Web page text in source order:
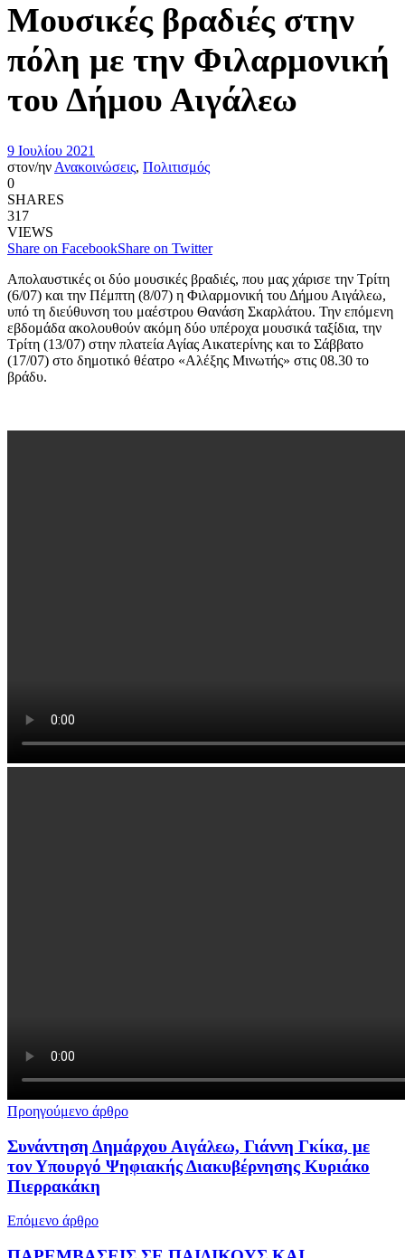
Μουσικές βραδιές στην
πόλη με την Φιλαρμονική
του Δήμου Αιγάλεω
9 Ιουλίου 2021
στον/ην Ανακοινώσεις, Πολιτισμός
0
SHARES
317
VIEWS
Share on FacebookShare on Twitter
Απολαυστικές οι δύο μουσικές βραδιές, που μας χάρισε την Τρίτη
(6/07) και την Πέμπτη (8/07) η Φιλαρμονική του Δήμου Αιγάλεω,
υπό τη διεύθυνση του μαέστρου Θανάση Σκαρλάτου. Την επόμενη
εβδομάδα ακολουθούν ακόμη δύο υπέροχα μουσικά ταξίδια, την
Τρίτη (13/07) στην πλατεία Αγίας Αικατερίνης και το Σάββατο
(17/07) στο δημοτικό θέατρο «Αλέξης Μινωτής» στις 08.30 το
βράδυ.
Προηγούμενο άρθρο
Συνάντηση Δημάρχου Αιγάλεω, Γιάννη Γκίκα, με
τον Υπουργό Ψηφιακής Διακυβέρνησης Κυριάκο
Πιερρακάκη
Επόμενο άρθρο